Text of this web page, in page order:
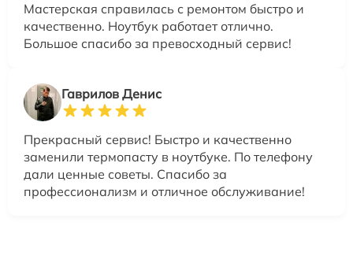
Мастерская справилась с ремонтом быстро и
качественно. Ноутбук работает отлично.
Большое спасибо за превосходный сервис!
Гаврилов Денис
Прекрасный сервис! Быстро и качественно
заменили термопасту в ноутбуке. По телефону
дали ценные советы. Спасибо за
профессионализм и отличное обслуживание!